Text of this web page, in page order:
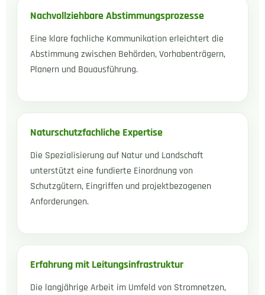
Nachvollziehbare Abstimmungsprozesse
Eine klare fachliche Kommunikation erleichtert die
Abstimmung zwischen Behörden, Vorhabenträgern,
Planern und Bauausführung.
Naturschutzfachliche Expertise
Die Spezialisierung auf Natur und Landschaft
unterstützt eine fundierte Einordnung von
Schutzgütern, Eingriffen und projektbezogenen
Anforderungen.
Erfahrung mit Leitungsinfrastruktur
Die langjährige Arbeit im Umfeld von Stromnetzen,